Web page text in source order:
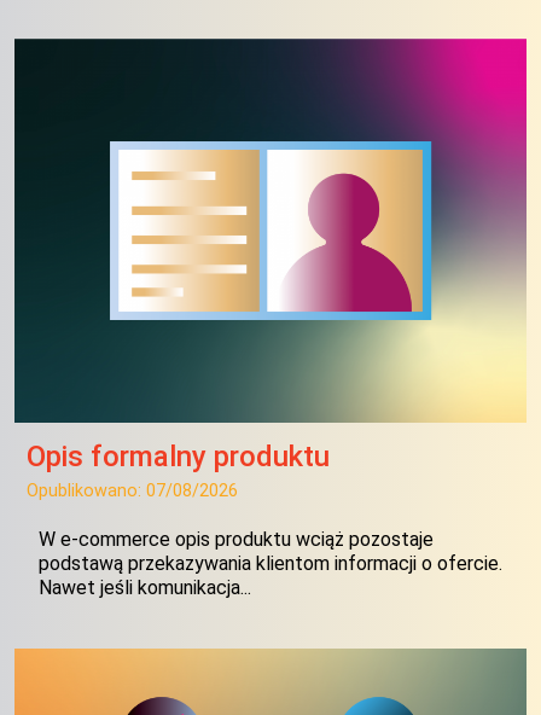
Opis formalny produktu
Opublikowano: 07/08/2026
W e-commerce opis produktu wciąż pozostaje
podstawą przekazywania klientom informacji o ofercie.
Nawet jeśli komunikacja...